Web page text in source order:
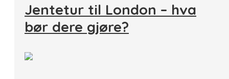
Jentetur til London – hva
bør dere gjøre?